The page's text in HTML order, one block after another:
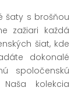
šaty s brošňou
zažiari každá
šiat, kde
dokonalé
spoločenskú
kolekcia